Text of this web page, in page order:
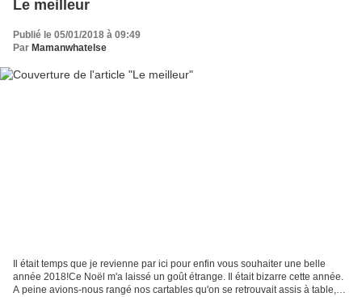
Le meilleur
Publié le 05/01/2018 à 09:49
Par Mamanwhatelse
Il était temps que je revienne par ici pour enfin vous souhaiter une belle
année 2018!Ce Noël m'a laissé un goût étrange. Il était bizarre cette année.
A peine avions-nous rangé nos cartables qu'on se retrouvait assis à table,